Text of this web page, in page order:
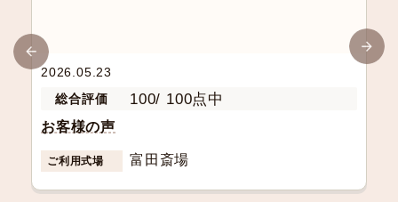
2026.05.23
総合評価
100/ 100点中
お客様の声
ご利用式場 富田斎場